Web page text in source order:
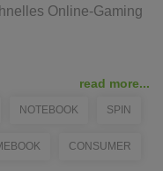
Online-Gaming
read more...
NOTEBOOK SPIN
CONSUMER